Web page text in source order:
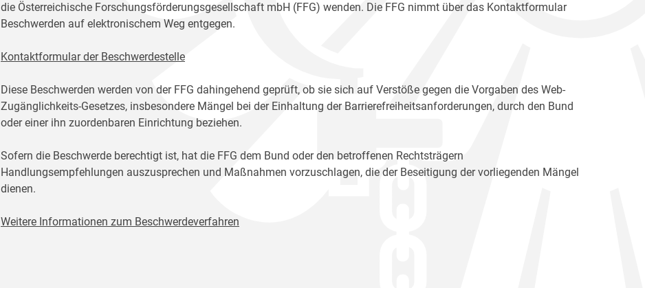
die Österreichische Forschungsförderungsgesellschaft mbH (FFG) wenden. Die FFG nimmt über das Kontaktformular
Beschwerden auf elektronischem Weg entgegen.
Kontaktformular der Beschwerdestelle
Diese Beschwerden werden von der FFG dahingehend geprüft, ob sie sich auf Verstöße gegen die Vorgaben des Web-
Zugänglichkeits-Gesetzes, insbesondere Mängel bei der Einhaltung der Barrierefreiheitsanforderungen, durch den Bund
oder einer ihn zuordenbaren Einrichtung beziehen.
Sofern die Beschwerde berechtigt ist, hat die FFG dem Bund oder den betroffenen Rechtsträgern
Handlungsempfehlungen auszusprechen und Maßnahmen vorzuschlagen, die der Beseitigung der vorliegenden Mängel
dienen.
Weitere Informationen zum Beschwerdeverfahren